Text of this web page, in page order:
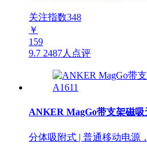
关注指数348
￥
159
9.7 2487人点评
ANKER MagGo带支架磁吸
分体吸附式 | 普通移动电源